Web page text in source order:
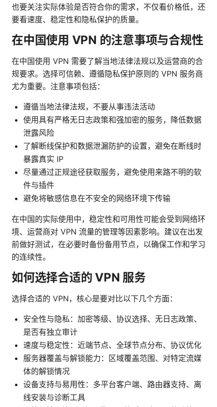
也要关注实际体验是否符合你的需求，不仅看价格低，还
要看速度、稳定性和隐私保护的质量。
在中国使用 VPN 的注意事项与合规性
在中国使用 VPN 需要了解当地法律法规以及运营商的合
规要求。选择可信赖、遵循隐私保护原则的 VPN 服务商
尤为重要。注意事项包括：
遵循当地法律法规，不要从事违法活动
使用具有严格无日志政策和强加密的服务，降低数据
泄露风险
了解断线保护和数据泄漏防护的设置，避免在断线时
暴露真实 IP
尽量通过正规途径获取服务，避免使用来路不明的软
件与插件
避免将敏感信息在不安全的网络环境下传输
在中国的实际使用中，稳定性和可用性可能会受到网络环
境、运营商对 VPN 流量的管理等因素影响。建议在出发
前做好测试，在必要时备份备用节点，以确保工作和学习
的连续性。
如何选择合适的 VPN 服务
选择合适的 VPN，核心是要对比以下几个方面：
安全性与隐私：加密等级、协议选择、无日志政策、
是否有独立审计
速度与稳定性：近端节点、全球节点分布、协议优化
服务器覆盖与解锁能力：区域覆盖范围、对特定流媒
体的解锁情况
设备支持与易用性：多平台客户端、路由器支持、离
线安装与诊断工具